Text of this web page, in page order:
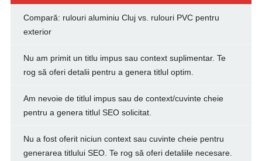
Compară: rulouri aluminiu Cluj vs. rulouri PVC pentru
exterior
Nu am primit un titlu impus sau context suplimentar. Te
rog să oferi detalii pentru a genera titlul optim.
Am nevoie de titlul impus sau de context/cuvinte cheie
pentru a genera titlul SEO solicitat.
Nu a fost oferit niciun context sau cuvinte cheie pentru
generarea titlului SEO. Te rog să oferi detaliile necesare.